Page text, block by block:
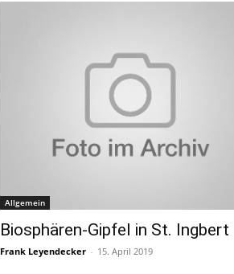
Allgemein
Biosphären-Gipfel in St. Ingbert
Frank Leyendecker - 15. April 2019